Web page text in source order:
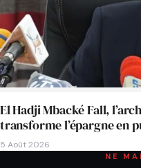
El Hadji Mbacké Fall,
transforme l’épargne en
5 Août 2026
NE